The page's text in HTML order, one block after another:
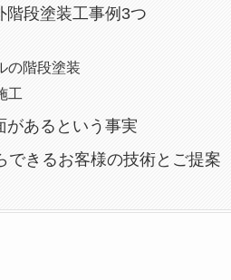
階段塗装工事例3つ
の階段塗装
工
があるという事実
できるお客様の技術とご提案